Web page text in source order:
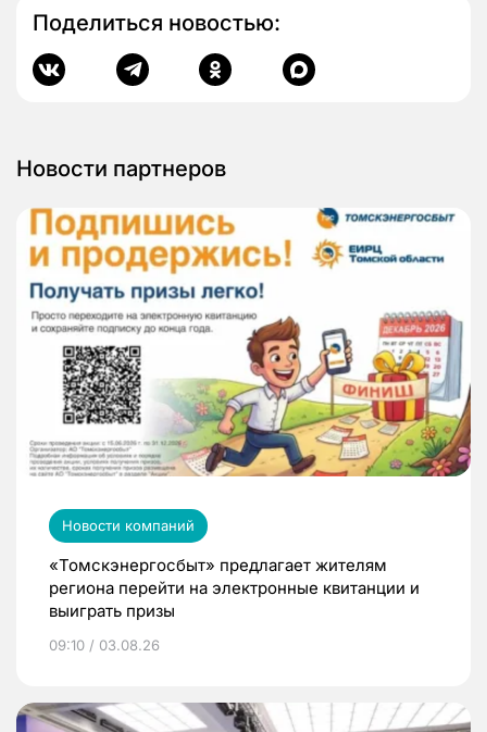
Поделиться новостью:
Новости партнеров
Новости компаний
«Томскэнергосбыт» предлагает жителям
региона перейти на электронные квитанции и
выиграть призы
09:10 / 03.08.26